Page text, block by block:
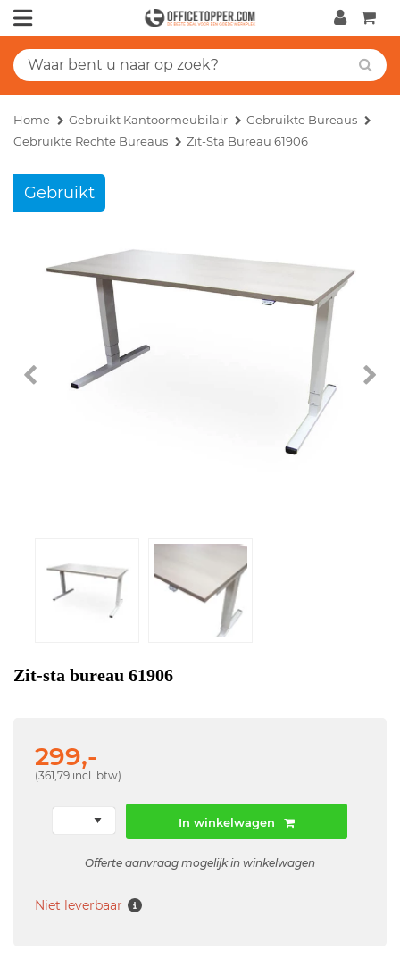
Home Gebruikt Kantoormeubilair
Gebruikte Bureaus
Gebruikte Rechte Bureaus
Zit-Sta Bureau 61906
Gebruikt
Zit-sta bureau 61906
299,-
(361,79 incl. btw)
In winkelwagen
Offerte aanvraag mogelijk in winkelwagen
Niet leverbaar